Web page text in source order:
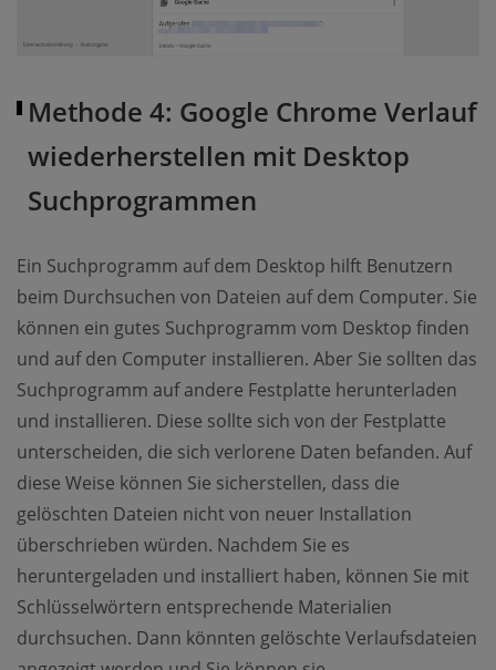
Methode 4: Google Chrome Verlauf
wiederherstellen mit Desktop
Suchprogrammen
Ein Suchprogramm auf dem Desktop hilft Benutzern
beim Durchsuchen von Dateien auf dem Computer. Sie
können ein gutes Suchprogramm vom Desktop finden
und auf den Computer installieren. Aber Sie sollten das
Suchprogramm auf andere Festplatte herunterladen
und installieren. Diese sollte sich von der Festplatte
unterscheiden, die sich verlorene Daten befanden. Auf
diese Weise können Sie sicherstellen, dass die
gelöschten Dateien nicht von neuer Installation
überschrieben würden. Nachdem Sie es
heruntergeladen und installiert haben, können Sie mit
Schlüsselwörtern entsprechende Materialien
durchsuchen. Dann könnten gelöschte Verlaufsdateien